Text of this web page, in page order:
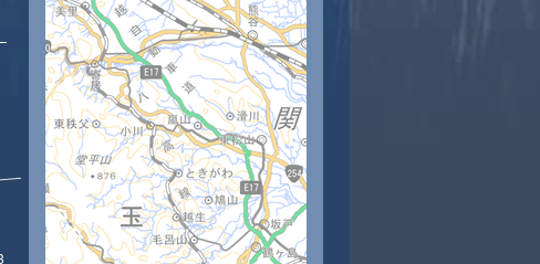
10時 11時 12時 13時 14時
25 26 27 28